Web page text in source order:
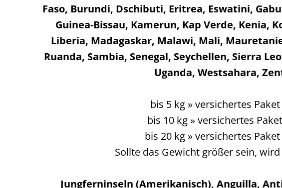
Faso, Burundi, Dschibuti, Eritrea, Eswatini,
Guinea-Bissau, Kamerun, Kap Verde, Kenia,
Liberia, Madagaskar, Malawi, Mali,
Ruanda, Sambia, Senegal, Seychellen, Sierra
Uganda, Westsahara,
bis 5 kg » versichertes
bis 10 kg » versichertes
bis 20 kg » versichertes
Sollte das Gewicht größer sein,
Jungferninseln (Amerikanisch), Anguilla,